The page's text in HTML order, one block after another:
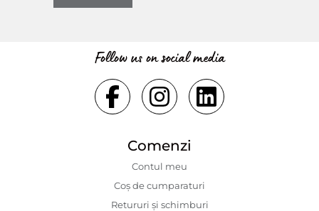
Follow us on social media
Comenzi
Contul meu
Coș de cumparaturi
Retururi și schimburi